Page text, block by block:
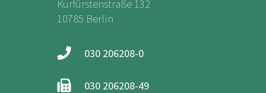
Kurfürstenstraße 132
10785 Berlin
030 206208-0
030 206208-49